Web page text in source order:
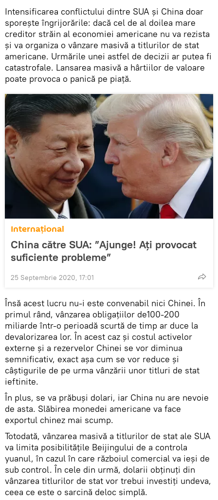
Intensificarea conflictului dintre SUA și China doar
sporește îngrijorările: dacă cel de al doilea mare
creditor străin al economiei americane nu va rezista
și va organiza o vânzare masivă a titlurilor de stat
americane. Urmările unei astfel de decizii ar putea fi
catastrofale. Lansarea masivă a hârtiilor de valoare
poate provoca o panică pe piață.
Internaţional
China către SUA: ”Ajunge! Aţi provocat
suficiente probleme”
25 Septembrie 2020, 17:01
Însă acest lucru nu-i este convenabil nici Chinei. În
primul rând, vânzarea obligațiilor de100-200
miliarde într-o perioadă scurtă de timp ar duce la
devalorizarea lor. În acest caz și costul activelor
externe și a rezervelor Chinei se vor diminua
semnificativ, exact așa cum se vor reduce și
câștigurile de pe urma vânzării unor titluri de stat
ieftinite.
În plus, se va prăbuși dolari, iar China nu are nevoie
de asta. Slăbirea monedei americane va face
exportul chinez mai scump.
Totodată, vânzarea masivă a titlurilor de stat ale SUA
va limita posibilitățile Beijingului de a controla
yuanul, în cazul în care războiul comercial va ieși de
sub control. În cele din urmă, dolarii obținuți din
vânzarea titlurilor de stat vor trebui investiți undeva,
ceea ce este o sarcină deloc simplă.